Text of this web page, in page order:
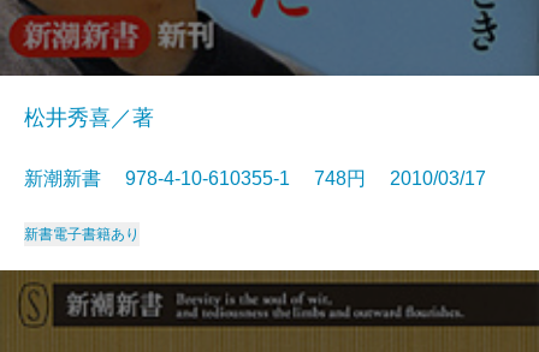
松井秀喜／著
新潮新書 978-4-10-610355-1 748円 2010/03/17
新書電子書籍あり